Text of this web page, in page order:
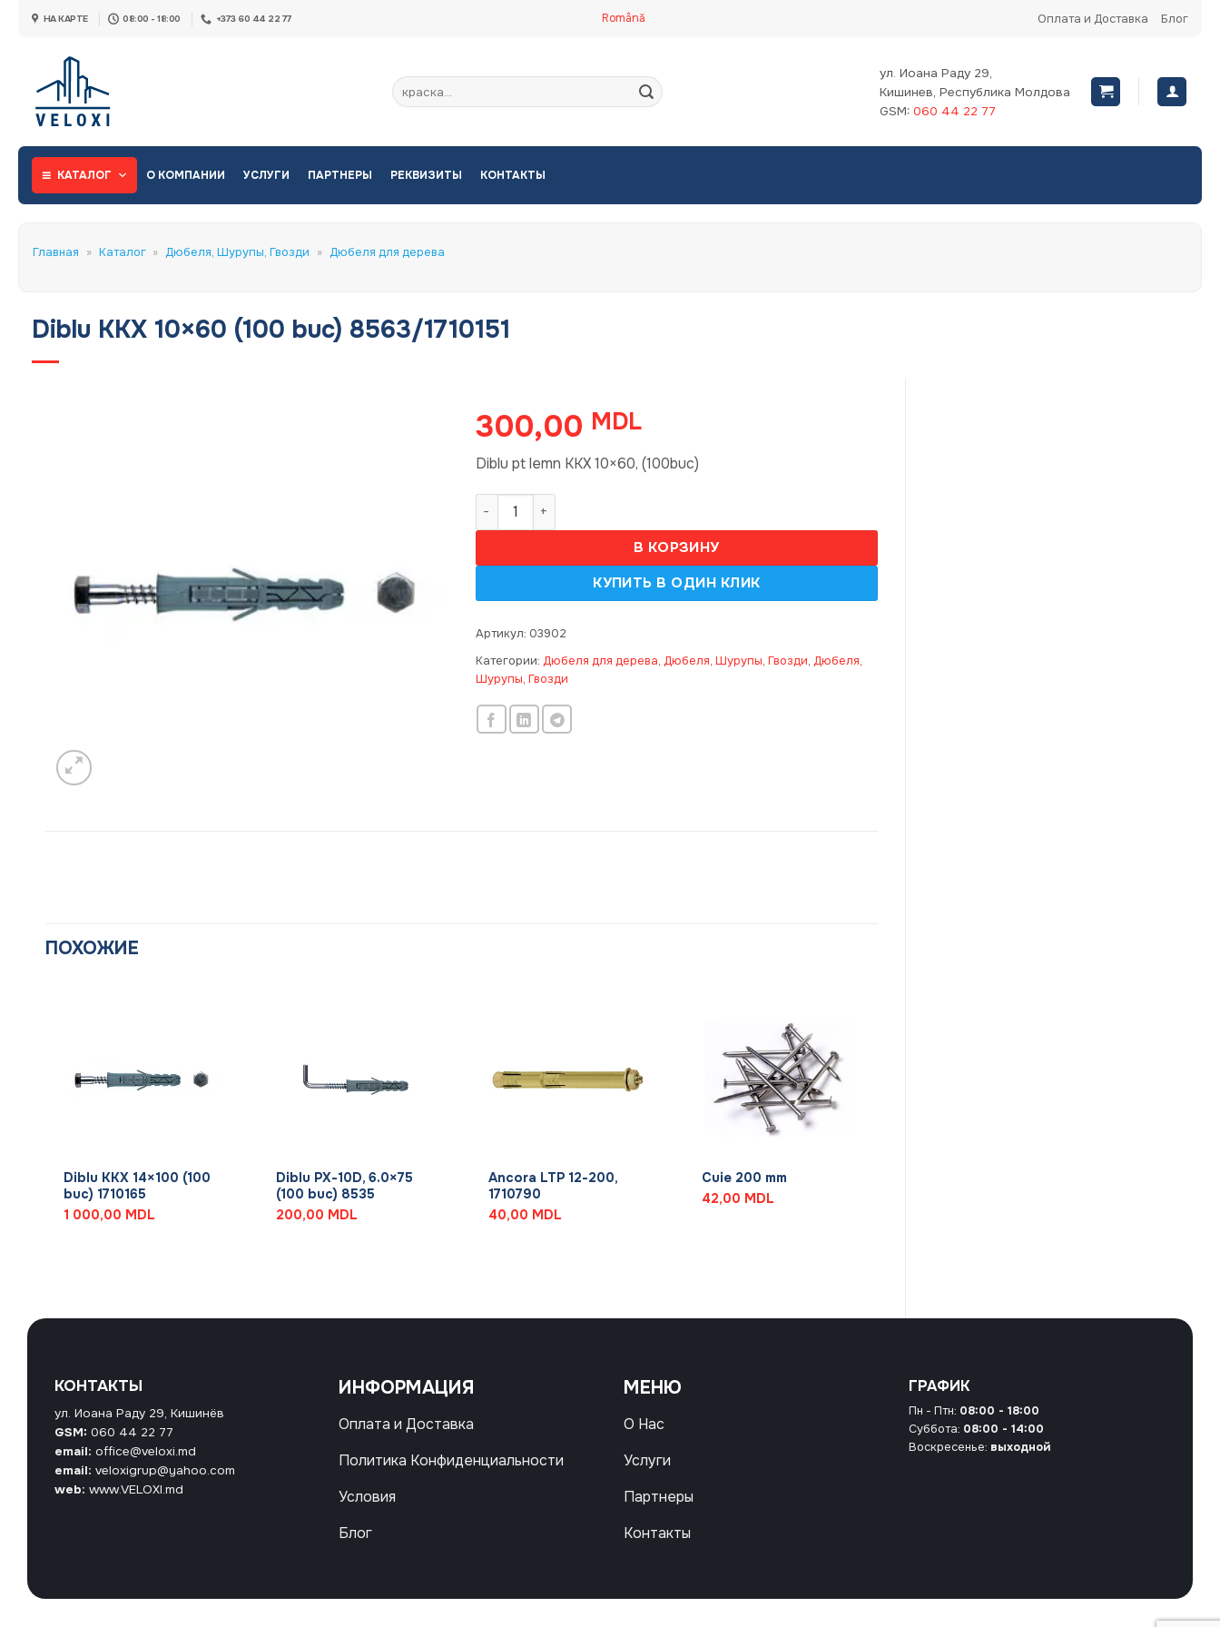
НА КАРТЕ 08:00 - 18:00 +373 60 44 22 77 Română Оплата и Доставка Блог
Искать:
ул. Иоана Раду 29,
Кишинев, Республика Молдова
GSM: 060 44 22 77
КАТАЛОГ О КОМПАНИИ УСЛУГИ ПАРТНЕРЫ РЕКВИЗИТЫ КОНТАКТЫ
Главная » Каталог » Дюбеля, Шурупы, Гвозди » Дюбеля для дерева
Diblu KKX 10×60 (100 buc) 8563/1710151
300,00 MDL
Diblu pt lemn KKX 10×60, (100buc)
Количество товара Diblu KKX 10x60 (100 buc) 8563/1710151
В КОРЗИНУ
Артикул: 03902
Категории: Дюбеля для дерева, Дюбеля, Шурупы, Гвозди, Дюбеля,
Шурупы, Гвозди
ПОХОЖИЕ
Diblu KKX 14×100 (100
buc) 1710165
1 000,00 MDL
Diblu PX-10D, 6.0×75
(100 buc) 8535
200,00 MDL
Ancora LTP 12-200,
1710790
40,00 MDL
Cuie 200 mm
42,00 MDL
КОНТАКТЫ
ул. Иоана Раду 29, Кишинёв
GSM: 060 44 22 77
email: office@veloxi.md
email: veloxigrup@yahoo.com
web: www.VELOXI.md
ИНФОРМАЦИЯ
Оплата и Доставка
Политика Конфиденциальности
Условия
Блог
МЕНЮ
О Нас
Услуги
Партнеры
Контакты
ГРАФИК
Пн - Птн: 08:00 - 18:00
Суббота: 08:00 - 14:00
Воскресенье: выходной